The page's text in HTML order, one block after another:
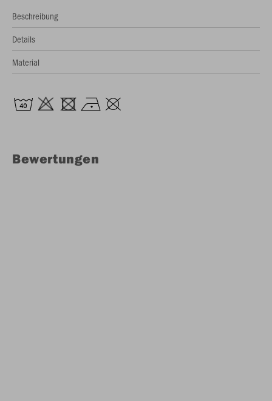
Beschreibung
Details
Material
Bewertungen